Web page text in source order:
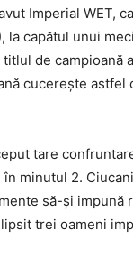
Imperial WET,
la capătul unui
de campioană
cucerește astfel
tare
minutul 2.
să-și impună
trei oameni